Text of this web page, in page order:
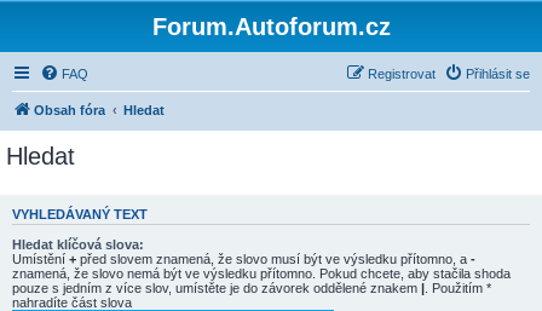
Forum.Autoforum.cz
FAQ Přihlásit se
Registrovat
Obsah fóra Hledat
Hledat
VYHLEDÁVANÝ TEXT
Hledat klíčová slova:
Umístění + před slovem znamená, že slovo musí být ve výsledku přítomno, a -
znamená, že slovo nemá být ve výsledku přítomno. Pokud chcete, aby stačila shoda
pouze s jedním z více slov, umístěte je do závorek oddělené znakem | . Použitím *
nahradíte část slova